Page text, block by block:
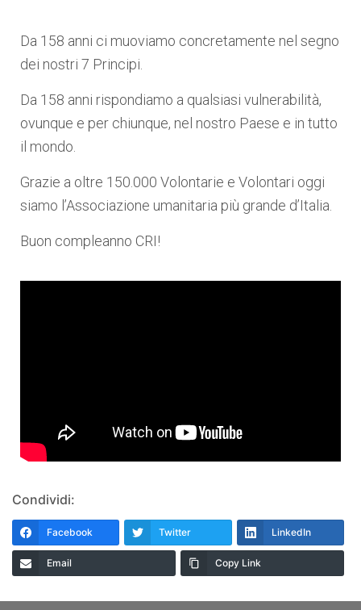
Da 158 anni ci muoviamo concretamente nel segno
dei nostri 7 Principi.
Da 158 anni rispondiamo a qualsiasi vulnerabilità,
ovunque e per chiunque, nel nostro Paese e in tutto
il mondo.
Grazie a oltre 150.000 Volontarie e Volontari oggi
siamo l’Associazione umanitaria più grande d’Italia.
Buon compleanno CRI!
Condividi:
Facebook Twitter LinkedIn
Email Copy Link